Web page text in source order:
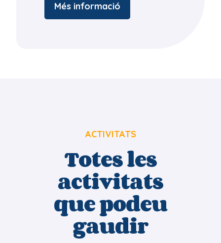
Més informació
ACTIVITATS
Totes les
activitats
que podeu
gaudir